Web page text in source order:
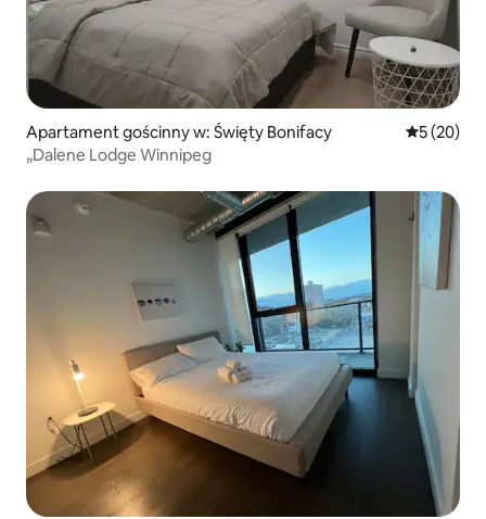
Apartament gościnny w: Święty Bonifacy Średnia
5 (20)
„Dalene Lodge Winnipeg